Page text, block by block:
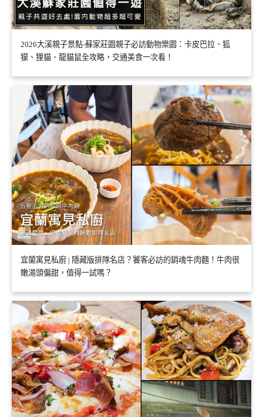
2026大溪親子景點-蘇家莊園親子必訪動物樂園：卡皮巴拉、狐
獴、狸貓、龍貓鼠全攻略，交通美食一次看！
宜蘭寓見私廚 | 隱藏版排隊名店？饕客必訪的銷魂牛肉麵！牛肉很
嫩湯頭偏甜，值得一試嗎？